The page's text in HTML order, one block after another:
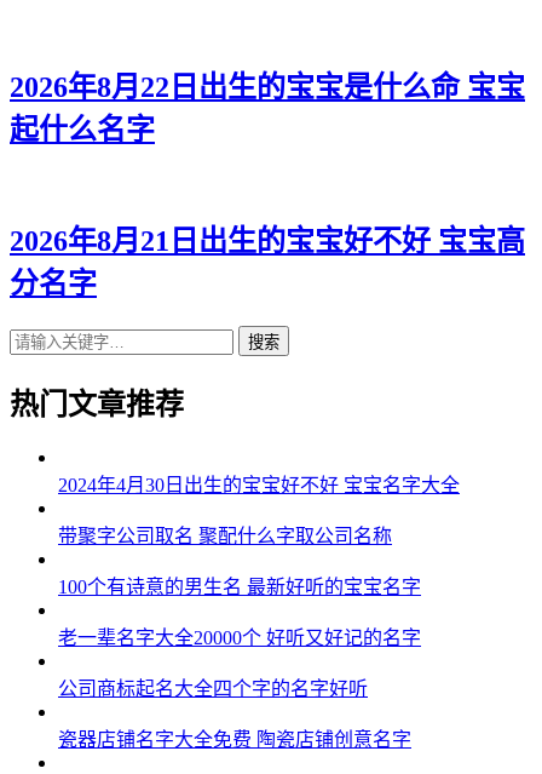
2026年8月22日出生的宝宝是什么命 宝宝
起什么名字
2026年8月21日出生的宝宝好不好 宝宝高
分名字
搜索
热门文章推荐
2024年4月30日出生的宝宝好不好 宝宝名字大全
带聚字公司取名 聚配什么字取公司名称
100个有诗意的男生名 最新好听的宝宝名字
老一辈名字大全20000个 好听又好记的名字
公司商标起名大全四个字的名字好听
瓷器店铺名字大全免费 陶瓷店铺创意名字